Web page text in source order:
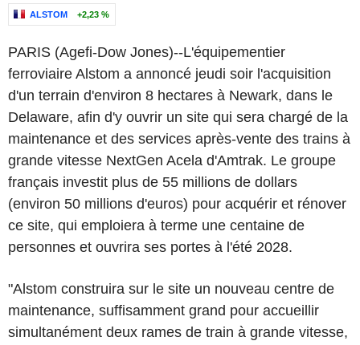
ALSTOM +2,23 %
PARIS (Agefi-Dow Jones)--L'équipementier
ferroviaire Alstom a annoncé jeudi soir l'acquisition
d'un terrain d'environ 8 hectares à Newark, dans le
Delaware, afin d'y ouvrir un site qui sera chargé de la
maintenance et des services après-vente des trains à
grande vitesse NextGen Acela d'Amtrak. Le groupe
français investit plus de 55 millions de dollars
(environ 50 millions d'euros) pour acquérir et rénover
ce site, qui emploiera à terme une centaine de
personnes et ouvrira ses portes à l'été 2028.
"Alstom construira sur le site un nouveau centre de
maintenance, suffisamment grand pour accueillir
simultanément deux rames de train à grande vitesse,